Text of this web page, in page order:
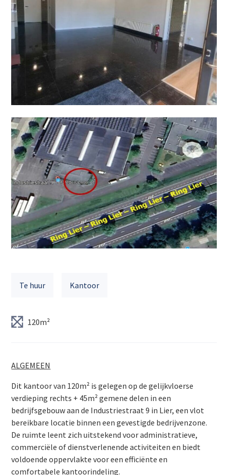
Te huur Kantoor
120m²
ALGEMEEN
Dit kantoor van 120m² is gelegen op de gelijkvloerse
verdieping rechts + 45m² gemene delen in een
bedrijfsgebouw aan de Industriestraat 9 in Lier, een vlot
bereikbare locatie binnen een gevestigde bedrijvenzone.
De ruimte leent zich uitstekend voor administratieve,
commerciële of dienstverlenende activiteiten en biedt
voldoende oppervlakte voor een efficiënte en
comfortabele kantoorindeling.